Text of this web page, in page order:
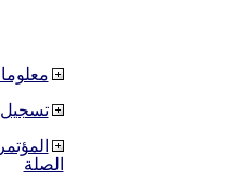
تسجيل
الصلة